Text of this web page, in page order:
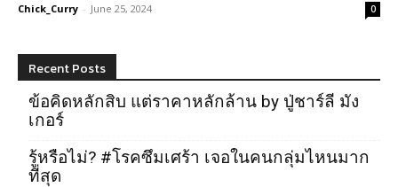
Chick_Curry - June 25, 2024 0
Recent Posts
ข้อคิดหลักสิบ แต่ราคาหลักล้าน by ปู่ชาร์ลี มัง
เกอร์
รู้หรือไม่? #โรคซึมเศร้า เจอในคนกลุ่มไหนมาก
ที่สุด